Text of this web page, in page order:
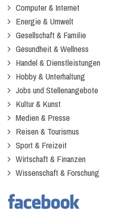
Computer & Internet
Energie & Umwelt
Gesellschaft & Familie
Gesundheit & Wellness
Handel & Dienstleistungen
Hobby & Unterhaltung
Jobs und Stellenangebote
Kultur & Kunst
Medien & Presse
Reisen & Tourismus
Sport & Freizeit
Wirtschaft & Finanzen
Wissenschaft & Forschung